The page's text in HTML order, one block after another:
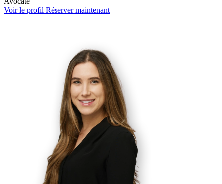
Voir le profil Réserver maintenant